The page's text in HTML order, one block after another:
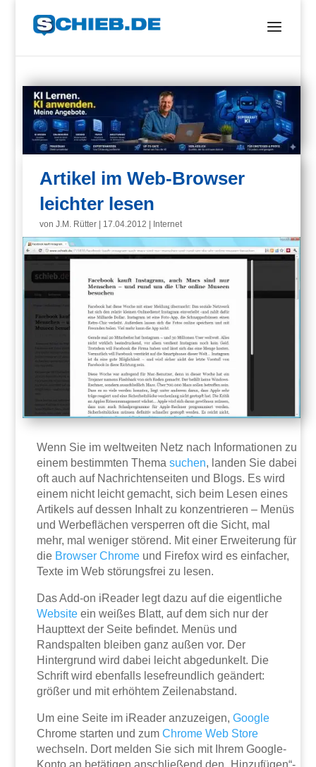
Artikel im Web-Browser
leichter lesen
vonJ.M. Rütter 17.04.2012 Internet
Wenn Sie im weltweiten Netz nach Informationen zu
einem bestimmten Themasuchen, landen Sie dabei
oft auch auf Nachrichtenseiten und Blogs. Es wird
einem nicht leicht gemacht, sich beim Lesen eines
Artikels auf dessen Inhalt zu konzentrieren – Menüs
und Werbeflächen versperren oft die Sicht, mal
mehr, mal weniger störend. Mit einer Erweiterung für
die Browser Chrome und Firefox wird es einfacher,
Texte im Web störungsfrei zu lesen.
Das Add-on iReader legt dazu auf die eigentliche
Website ein weißes Blatt, auf dem sich nur der
Haupttext der Seite befindet. Menüs und
Randspalten bleiben ganz außen vor. Der
Hintergrund wird dabei leicht abgedunkelt. Die
Schrift wird ebenfalls lesefreundlich geändert:
größer und mit erhöhtem Zeilenabstand.
Um eine Seite im iReader anzuzeigen,Google
Chrome starten und zumChrome Web Store
wechseln. Dort melden Sie sich mit Ihrem Google-
Konto an betätigen anschließend den „Hinzufügen“-